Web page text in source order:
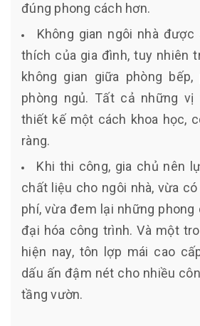
đúng phong cách hơn.
Không gian ngôi nhà
thích của gia đình, tuy nhiên
không gian giữa phòng bếp,
phòng ngủ. Tất cả những
thiết kế một cách khoa học,
ràng.
Khi thi công, gia chủ nên
chất liệu cho ngôi nhà, vừa
phí, vừa đem lại những phong
đại hóa công trình. Và một
hiện nay, tôn lợp mái cao
dấu ấn đậm nét cho nhiều
tầng vườn.